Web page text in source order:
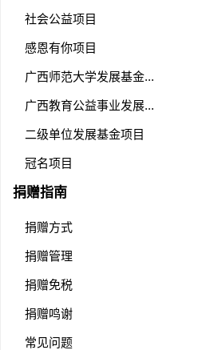
社会公益项目
感恩有你项目
广西师范大学发展基金...
广西教育公益事业发展...
二级单位发展基金项目
冠名项目
捐赠指南
捐赠方式
捐赠管理
捐赠免税
捐赠鸣谢
常见问题